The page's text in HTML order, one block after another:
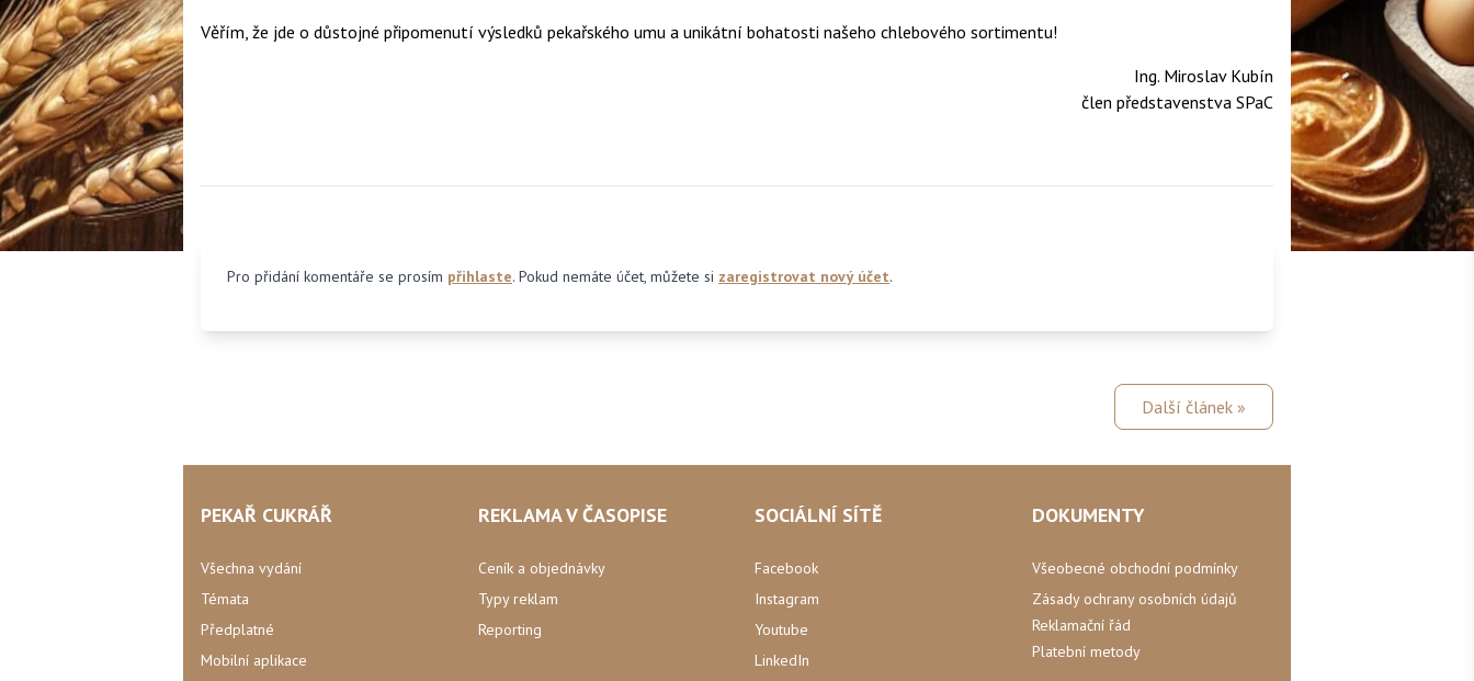
Věřím, že jde o důstojné připomenutí výsledků pekařského umu a unikátní bohatosti našeho chlebového sortimentu!
Ing. Miroslav Kubín
člen představenstva SPaC
Pro přidání komentáře se prosím přihlaste. Pokud nemáte účet, můžete si zaregistrovat nový účet.
Další článek »
PEKAŘ CUKRÁŘ
Všechna vydání
Témata
Předplatné
Mobilní aplikace
REKLAMA V ČASOPISE
Ceník a objednávky
Typy reklam
Reporting
SOCIÁLNÍ SÍTĚ
Facebook
Instagram
Youtube
LinkedIn
DOKUMENTY
Všeobecné obchodní podmínky
Zásady ochrany osobních údajů
Reklamační řád
Platební metody